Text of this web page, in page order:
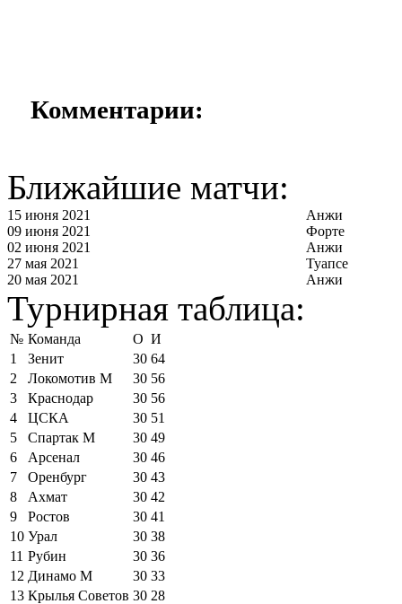
Комментарии:
Ближайшие матчи:
15 июня 2021
Анжи
09 июня 2021
Форте
02 июня 2021
Анжи
27 мая 2021
Туапсе
20 мая 2021
Анжи
Турнирная таблица:
№ Команда О И
1
Зенит 30 64
2
Локомотив М 30 56
3
Краснодар 30 56
4
ЦСКА 30 51
5
Спартак М 30 49
6
Арсенал 30 46
7
Оренбург 30 43
8
Ахмат 30 42
9
Ростов 30 41
10 Урал 30 38
11 Рубин 30 36
12 Динамо М 30 33
13 Крылья Советов 30 28